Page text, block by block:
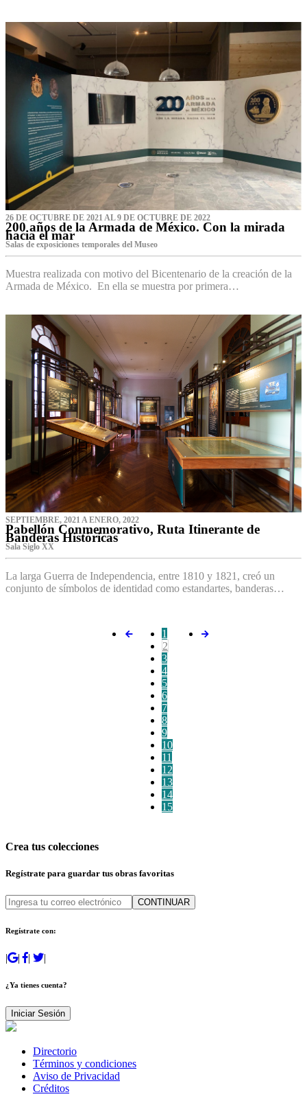
26 DE OCTUBRE DE 2021 AL 9 DE OCTUBRE DE 2022
200 años de la Armada de México. Con la mirada
hacia el mar
Salas de exposiciones temporales del Museo‌
Muestra realizada con motivo del Bicentenario de la creación de la
Armada de México. En ella se muestra por primera…
SEPTIEMBRE, 2021 A ENERO, 2022
Pabellón Conmemorativo, Ruta Itinerante de
Banderas Históricas
Sala Siglo XX
La larga Guerra de Independencia, entre 1810 y 1821, creó un
conjunto de símbolos de identidad como estandartes, banderas…
1
2
3
4
5
6
7
8
9
10
11
12
13
14
15
Crea tus colecciones
Regístrate para guardar tus obras favoritas
CONTINUAR
Regístrate con:
| | | |
¿Ya tienes cuenta?
Iniciar Sesión
Directorio
Términos y condiciones
Aviso de Privacidad
Créditos